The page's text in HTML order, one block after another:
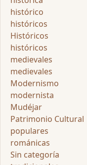
histórico
históricos
Históricos
históricos
medievales
medievales
Modernismo
modernista
Mudéjar
Patrimonio Cultural
populares
románicas
Sin categoría